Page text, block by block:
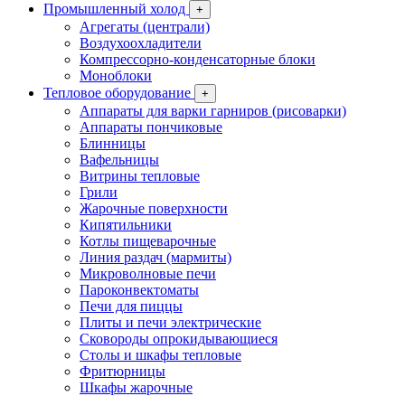
Промышленный холод
+
Агрегаты (централи)
Воздухоохладители
Компрессорно-конденсаторные блоки
Моноблоки
Тепловое оборудование
+
Аппараты для варки гарниров (рисоварки)
Аппараты пончиковые
Блинницы
Вафельницы
Витрины тепловые
Грили
Жарочные поверхности
Кипятильники
Котлы пищеварочные
Линия раздач (мармиты)
Микроволновые печи
Пароконвектоматы
Печи для пиццы
Плиты и печи электрические
Сковороды опрокидывающиеся
Столы и шкафы тепловые
Фритюрницы
Шкафы жарочные